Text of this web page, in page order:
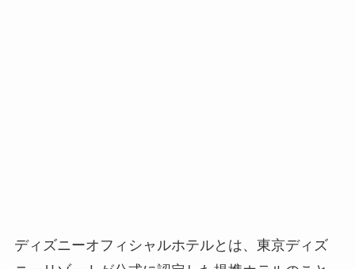
ディズニーオフィシャルホテルとは、東京ディズ